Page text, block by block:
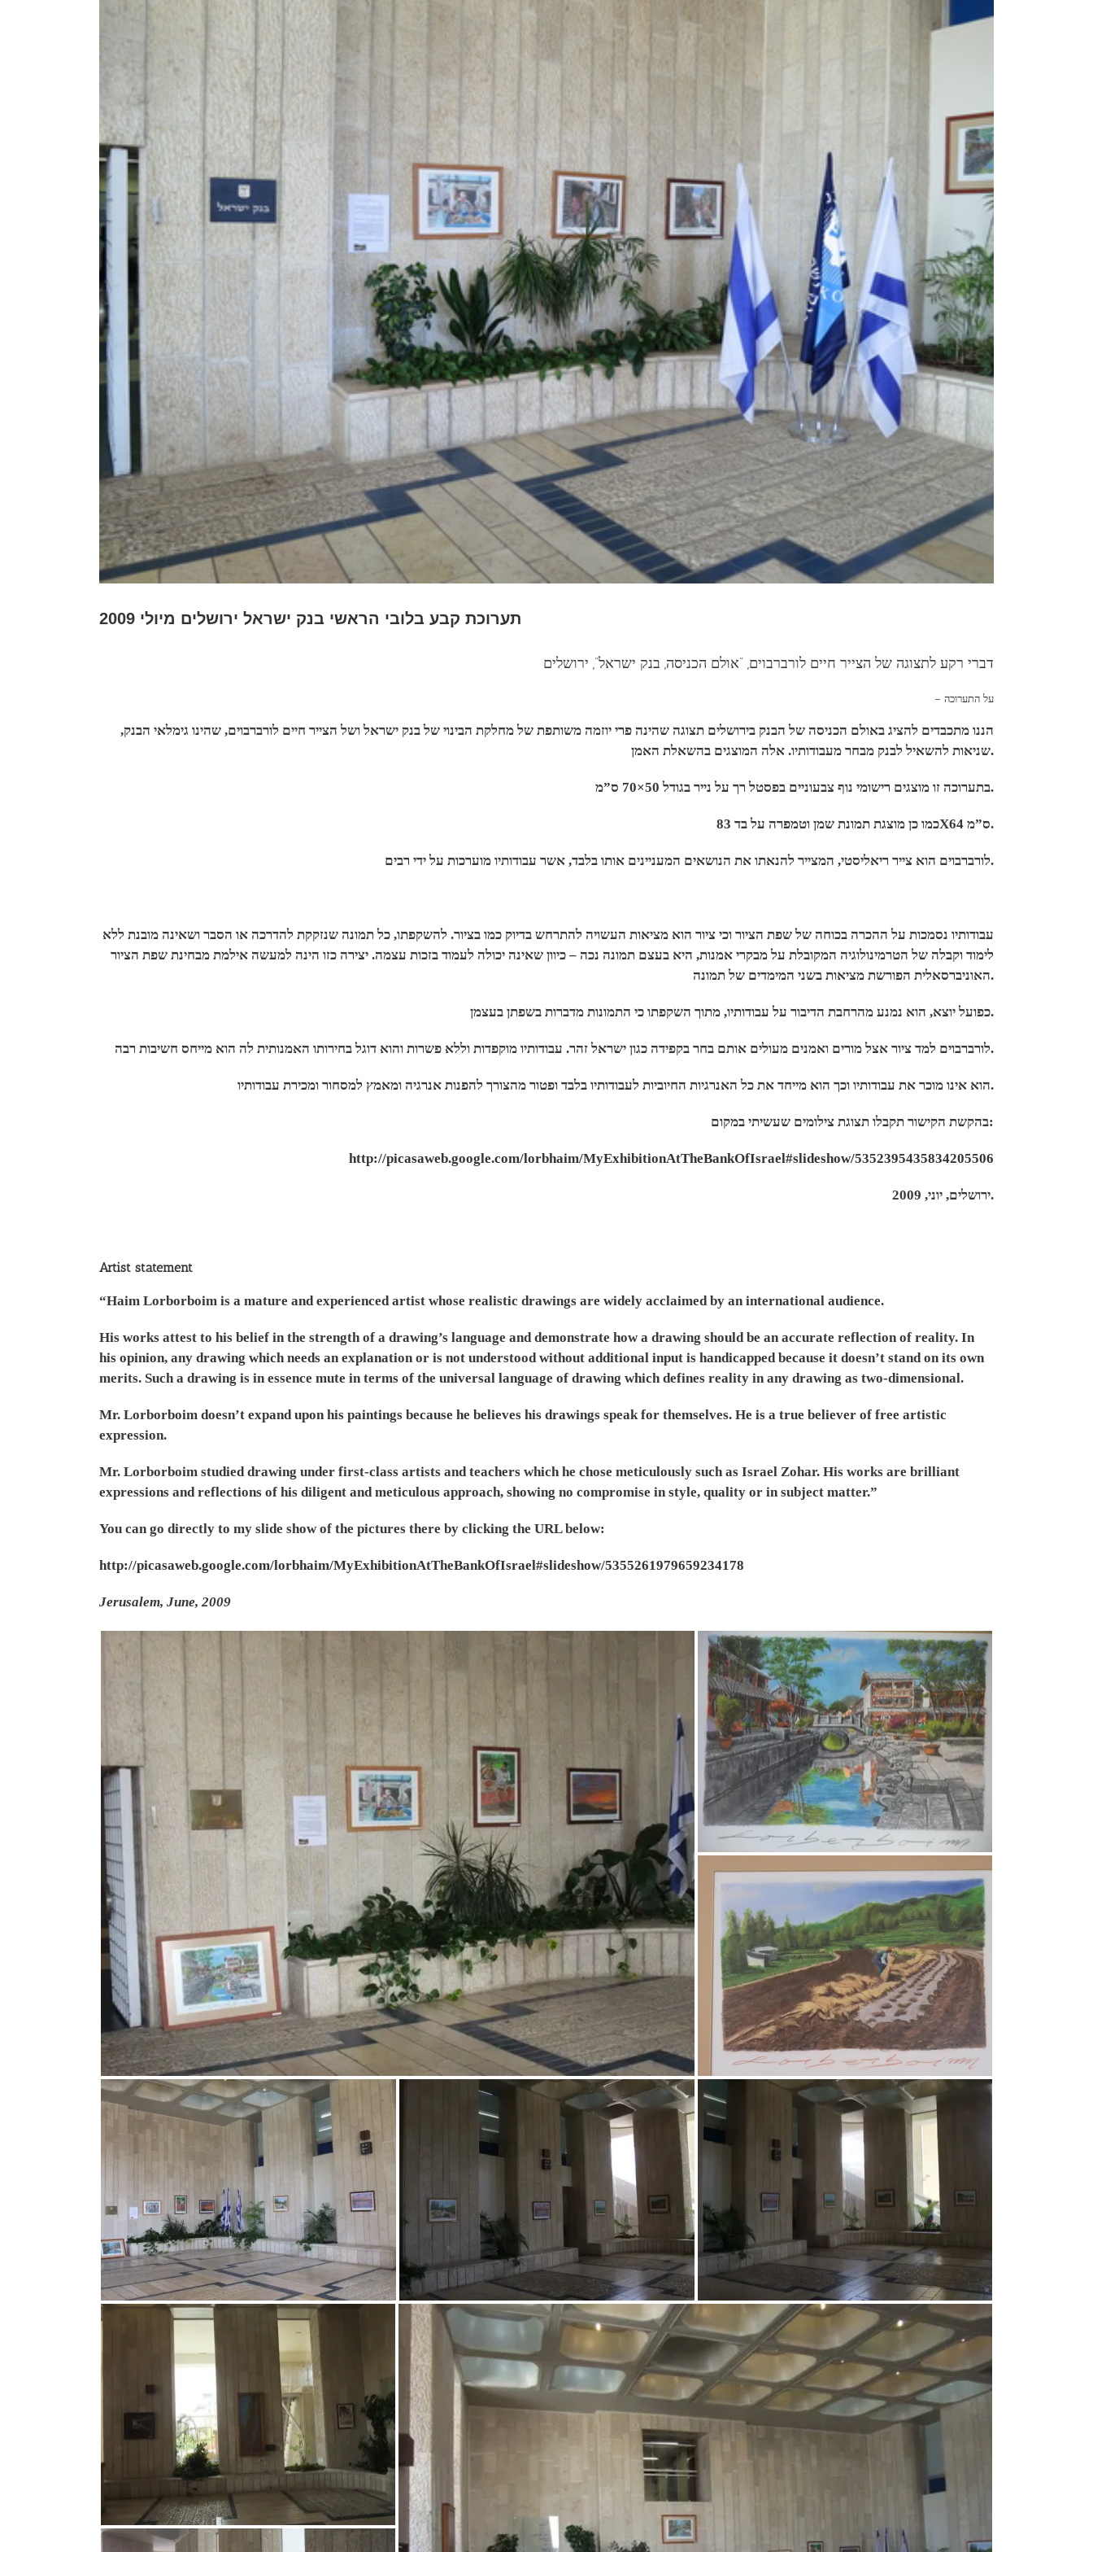
תערוכת קבע בלובי הראשי בנק ישראל ירושלים מיולי 2009
דברי רקע לתצוגה של הצייר חיים לורברבוים, “אולם הכניסה, בנק ישראל”, ירושלים
– על התערוכה
הננו מתכבדים להציג באולם הכניסה של הבנק בירושלים תצוגה שהינה פרי יוזמה משותפת של מחלקת הבינוי של בנק ישראל ושל הצייר חיים לורברבוים, שהינו גימלאי הבנק,
שניאות להשאיל לבנק מבחר מעבודותיו. אלה המוצגים בהשאלת האמן.
בתערוכה זו מוצגים רישומי נוף צבעוניים בפסטל רך על נייר בגודל 50×70 ס”מ.
כמו כן מוצגת תמונת שמן וטמפרה על בד 83X64 ס”מ.
לורברבוים הוא צייר ריאליסטי, המצייר להנאתו את הנושאים המעניינים אותו בלבד, אשר עבודותיו מוערכות על ידי רבים.
עבודותיו נסמכות על ההכרה בכוחה של שפת הציור וכי ציור הוא מציאות העשויה להתרחש בדיוק כמו בציור. להשקפתו, כל תמונה שנזקקת להדרכה או הסבר ושאינה מובנת ללא
לימוד וקבלה של הטרמינולוגיה המקובלת על מבקרי אמנות, היא בעצם תמונה נכה – כיוון שאינה יכולה לעמוד בזכות עצמה. יצירה כזו הינה למעשה אילמת מבחינת שפת הציור
האוניברסאלית הפורשת מציאות בשני המימדים של תמונה.
כפועל יוצא, הוא נמנע מהרחבת הדיבור על עבודותיו, מתוך השקפתו כי התמונות מדברות בשפתן בעצמן.
לורברבוים למד ציור אצל מורים ואמנים מעולים אותם בחר בקפידה כגון ישראל זהר. עבודותיו מוקפדות וללא פשרות והוא דוגל בחירותו האמנותית לה הוא מייחס חשיבות רבה.
הוא אינו מוכר את עבודותיו וכך הוא מייחד את כל האנרגיות החיוביות לעבודותיו בלבד ופטור מהצורך להפנות אנרגיה ומאמץ למסחור ומכירת עבודותיו.
בהקשת הקישור תקבלו תצוגת צילומים שעשיתי במקום:
http://picasaweb.google.com/lorbhaim/MyExhibitionAtTheBankOfIsrael#slideshow/5352395435834205506
ירושלים, יוני, 2009.
Artist statement
“Haim Lorborboim is a mature and experienced artist whose realistic drawings are widely acclaimed by an international audience.
His works attest to his belief in the strength of a drawing’s language and demonstrate how a drawing should be an accurate reflection of reality. In
his opinion, any drawing which needs an explanation or is not understood without additional input is handicapped because it doesn’t stand on its own
merits. Such a drawing is in essence mute in terms of the universal language of drawing which defines reality in any drawing as two-dimensional.
Mr. Lorborboim doesn’t expand upon his paintings because he believes his drawings speak for themselves. He is a true believer of free artistic
expression.
Mr. Lorborboim studied drawing under first-class artists and teachers which he chose meticulously such as Israel Zohar. His works are brilliant
expressions and reflections of his diligent and meticulous approach, showing no compromise in style, quality or in subject matter.”
You can go directly to my slide show of the pictures there by clicking the URL below:
http://picasaweb.google.com/lorbhaim/MyExhibitionAtTheBankOfIsrael#slideshow/5355261979659234178
Jerusalem, June, 2009